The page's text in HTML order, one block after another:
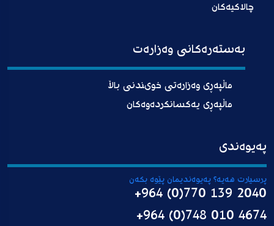
چالاکیەکان
بەستەرەکانی وەزارەت
ماڵپەڕی وەزارەتی خوىندنی باڵا
ماڵپەڕی یەکسانکردەوەکان
پەیوەندی
پرسیارت هەیە؟ پەیوەندیمان پێوە بکەن
+964 (0)770 139 2040
+964 (0)748 010 4674